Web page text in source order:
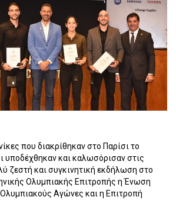
που διακρίθηκαν στο Παρίσι το
υποδέχθηκαν και καλωσόρισαν στις
ζεστή και συγκινητική εκδήλωση στο
Ολυμπιακής Επιτροπής η Ένωση
Αγώνες και η Επιτροπή